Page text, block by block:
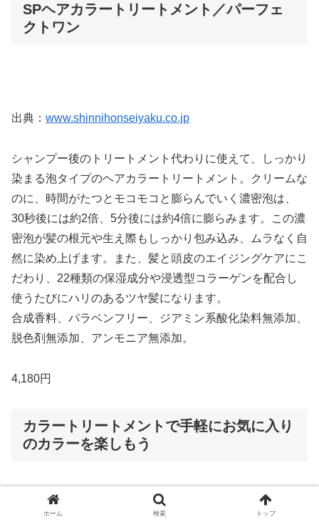
SPヘアカラートリートメント／パーフェ
クトワン
出典： www.shinnihonseiyaku.co.jp
シャンプー後のトリートメント代わりに使えて、しっかり
染まる泡タイプのヘアカラートリートメント。クリームな
のに、時間がたつとモコモコと膨らんでいく濃密泡は、
30秒後には約2倍、5分後には約4倍に膨らみます。この濃
密泡が髪の根元や生え際もしっかり包み込み、ムラなく自
然に染め上げます。また、髪と頭皮のエイジングケアにこ
だわり、22種類の保湿成分や浸透型コラーゲンを配合し
使うたびにハリのあるツヤ髪になります。
合成香料、パラベンフリー、ジアミン系酸化染料無添加、
脱色剤無添加、アンモニア無添加。
4,180円
カラートリートメントで手軽にお気に入り
のカラーを楽しもう
ホーム 検索 トップ